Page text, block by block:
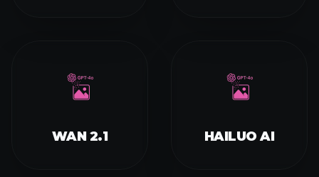
WAN 2.1 HAILUO AI